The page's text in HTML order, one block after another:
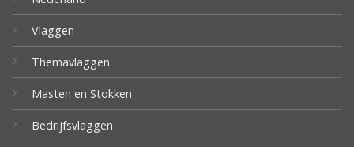
Vlaggen
Themavlaggen
Masten en Stokken
Bedrijfsvlaggen